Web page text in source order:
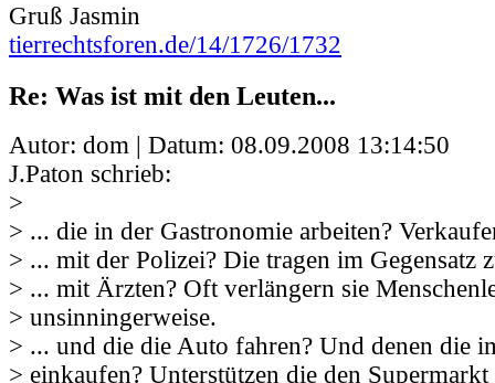
Gruß Jasmin
tierrechtsforen.de/14/1726/1732
Re: Was ist mit den Leuten...
Autor: dom | Datum: 08.09.2008 13:14:50
J.Paton schrieb:
>
> ... die in der Gastronomie arbeiten?
> ... mit der Polizei? Die tragen im Gegensatz
> ... mit Ärzten? Oft verlängern sie
> unsinningerweise.
> ... und die die Auto fahren? Und denen die
> einkaufen? Unterstützen die den